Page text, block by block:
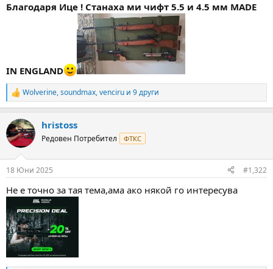
Благодаря Ице ! Станаха ми чифт 5.5 и 4.5 мм MADE
IN ENGLAND
R
e
c
t
i
s
Wolverine,soundmax,venciru и 9 други
hristoss
Редовен Потребител ФТКС
18 Юни 2025 #1,322
Не е точно за тая тема,ама ако някой го интересува